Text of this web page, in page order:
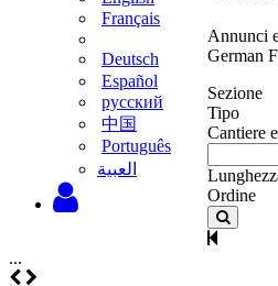
Français
Deutsch
Español
русский
中国
Português
‫العبية
Annunci
German
Sezione
Tipo
Cantiere
Ordine
...